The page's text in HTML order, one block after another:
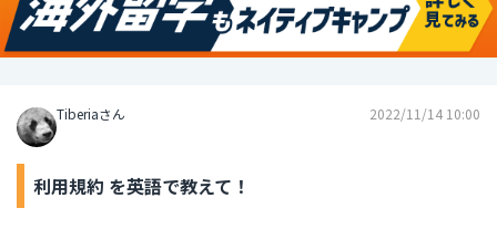
Tiberiaさん 2022/11/14 10:00
利用規約 を英語で教えて！